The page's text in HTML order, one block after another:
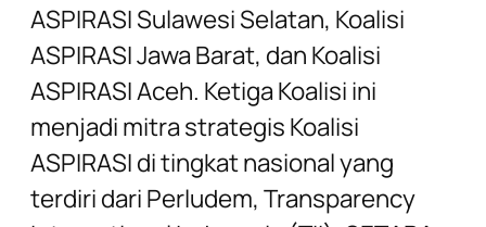
ASPIRASI Sulawesi Selatan, Koalisi
ASPIRASI Jawa Barat, dan Koalisi
ASPIRASI Aceh. Ketiga Koalisi ini
menjadi mitra strategis Koalisi
ASPIRASI di tingkat nasional yang
terdiri dari Perludem, Transparency